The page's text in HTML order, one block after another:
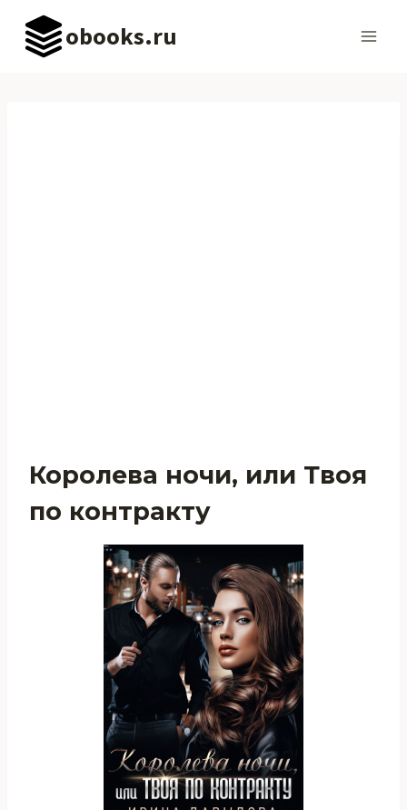
Перейти
содержимому
obooks.ru
Королева ночи, или Твоя
по контракту